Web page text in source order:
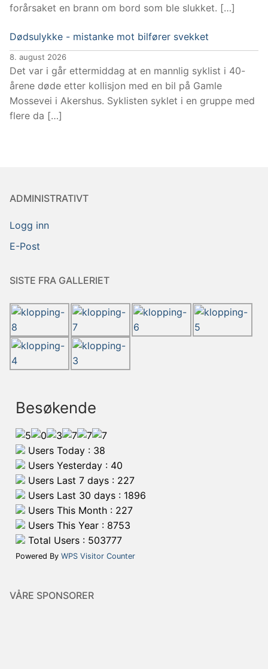
forårsaket en brann om bord som ble slukket. […]
Dødsulykke - mistanke mot bilfører svekket
8. august 2026
Det var i går ettermiddag at en mannlig syklist i 40-
årene døde etter kollisjon med en bil på Gamle
Mossevei i Akershus. Syklisten syklet i en gruppe med
flere da […]
ADMINISTRATIVT
Logg inn
E-Post
SISTE FRA GALLERIET
Besøkende
Users Today : 38
Users Yesterday : 40
Users Last 7 days : 227
Users Last 30 days : 1896
Users This Month : 227
Users This Year : 8753
Total Users : 503777
Powered By WPS Visitor Counter
VÅRE SPONSORER